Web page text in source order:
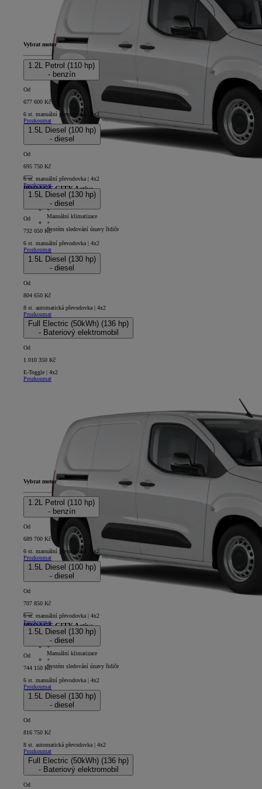
PROACE CITY Active
4D - Panel Van Short
+
Manuální klimatizace
+
Systém sledování únavy řidiče
Vybrat motor
1.2L Petrol (110 hp)
- benzín
Od
677 600 Kč
6 st. manuální převodovka | 4x2
Prozkoumat
1.5L Diesel (100 hp)
- diesel
Od
695 750 Kč
6 st. manuální převodovka | 4x2
Prozkoumat
1.5L Diesel (130 hp)
- diesel
Od
732 050 Kč
6 st. manuální převodovka | 4x2
Prozkoumat
1.5L Diesel (130 hp)
- diesel
Od
804 650 Kč
8 st. automatická převodovka | 4x2
Prozkoumat
Full Electric (50kWh) (136 hp)
- Bateriový elektromobil
Od
1 010 350 Kč
E-Toggle | 4x2
Prozkoumat
PROACE CITY Active
5D - Panel Van Short
+
Manuální klimatizace
+
Systém sledování únavy řidiče
Vybrat motor
1.2L Petrol (110 hp)
- benzín
Od
689 700 Kč
6 st. manuální převodovka | 4x2
Prozkoumat
1.5L Diesel (100 hp)
- diesel
Od
707 850 Kč
6 st. manuální převodovka | 4x2
Prozkoumat
1.5L Diesel (130 hp)
- diesel
Od
744 150 Kč
6 st. manuální převodovka | 4x2
Prozkoumat
1.5L Diesel (130 hp)
- diesel
Od
816 750 Kč
8 st. automatická převodovka | 4x2
Prozkoumat
Full Electric (50kWh) (136 hp)
- Bateriový elektromobil
Od